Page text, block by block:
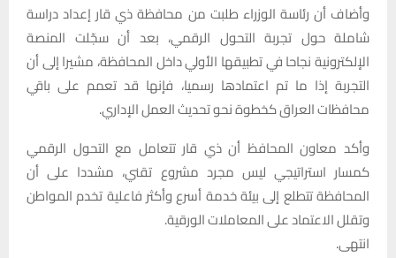
وأضاف أن رئاسة الوزراء طلبت من محافظة ذي قار إعداد دراسة
شاملة حول تجربة التحول الرقمي، بعد أن سجّلت المنصة
الإلكترونية نجاحا في تطبيقها الأولي داخل المحافظة، مشيرا إلى أن
التجربة إذا ما تم اعتمادها رسميا، فإنها قد تعمم على باقي
محافظات العراق كخطوة نحو تحديث العمل الإداري.
وأكد معاون المحافظ أن ذي قار تتعامل مع التحول الرقمي
كمسار استراتيجي ليس مجرد مشروع تقني، مشددا على أن
المحافظة تتطلع إلى بيئة خدمة أسرع وأكثر فاعلية تخدم المواطن
وتقلل الاعتماد على المعاملات الورقية.
انتهى.